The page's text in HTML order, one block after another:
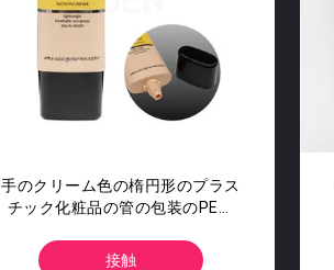
手のクリーム色の楕円形のプラス
チック化粧品の管の包装のPEは
接触